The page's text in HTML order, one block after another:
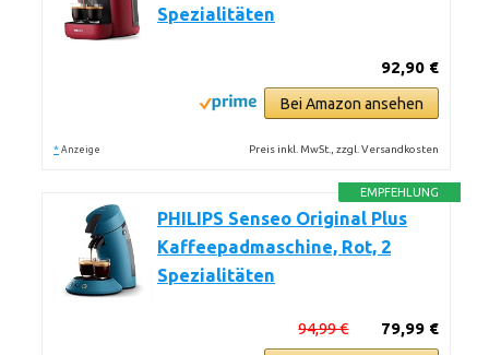
Spezialitäten
92,90 €
Bei Amazon ansehen
* Anzeige Preis inkl. MwSt., zzgl. Versandkosten
EMPFEHLUNG
PHILIPS Senseo Original Plus
Kaffeepadmaschine, Rot, 2
Spezialitäten
79,99 €
94,99 €